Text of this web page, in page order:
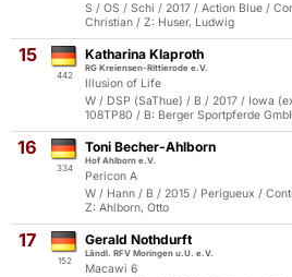
S / OS / Schi / 2017 / Action Blue /
Christian / Z: Huser, Ludwig
15
442
Katharina Klaproth
RG Kreiensen-Rittierode e.V.
Illusion of Life
W / DSP (SaThue) / B / 2017 / Iowa
108TP80 / B: Berger Sportpferde
16
334
Toni Becher-Ahlborn
Hof Ahlborn e.V.
Pericon A
W / Hann / B / 2015 / Perigueux /
Z: Ahlborn, Otto
17
152
Gerald Nothdurft
Ländl. RFV Moringen u.U. e.V.
Macawi 6